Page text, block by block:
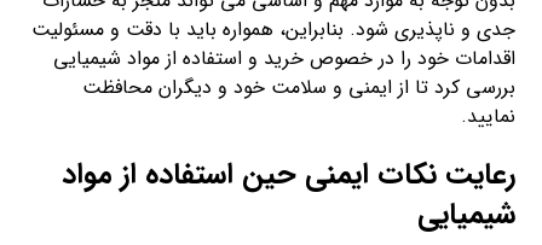
جدی و ناپذیری شود. بنابراین، همواره باید با دقت و مسئولیت
اقدامات خود را در خصوص خرید و استفاده از مواد شیمیایی
بررسی کرد تا از ایمنی و سلامت خود و دیگران محافظت
نمایید.
رعایت نکات ایمنی حین استفاده از مواد
شیمیایی